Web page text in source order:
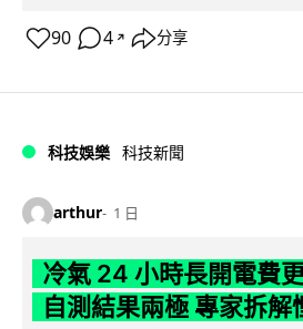
90 4 ↗ 分享
科技娛樂 科技新聞
arthur 1 日
冷氣 24 小時長開電費
自測結果兩極 專家拆解